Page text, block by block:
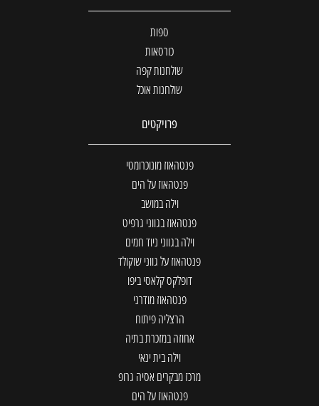
ספות
כורסאות
שולחנות קפה
שולחנות אוכל
פרויקטים
פנטהאוז מונוכרומטי
פנטהאוז על הים
וילה במושב
פנטהאוז בגווני גרפיט
וילה בגווני ניוד חמים
פנטהאוז על גווני שוקולד
דופלקס קלאסי ביפו
פנטהאוז מודרני
הרצליה פיתוח
אחוזה במזכרת בתיה
וילה בית ינאי
מרכז מבקרים אסיה גרופ
פנטהאוז על הים